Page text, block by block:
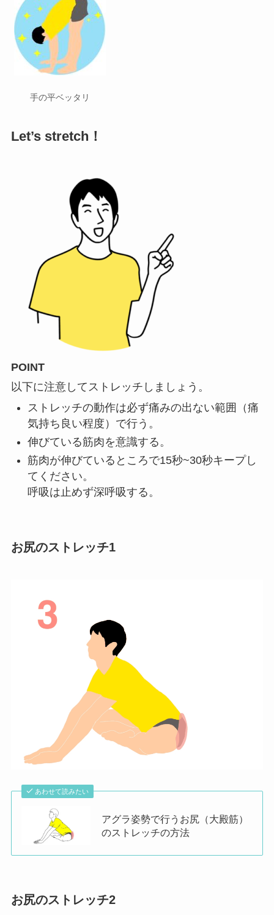
手の平ベッタリ
Let’s stretch！
POINT
以下に注意してストレッチしましょう。
ストレッチの動作は必ず痛みの出ない範囲（痛
気持ち良い程度）で行う。
伸びている筋肉を意識する。
筋肉が伸びているところで15秒~30秒キープし
てください。
呼吸は止めず深呼吸する。
お尻のストレッチ1
あわせて読みたい
アグラ姿勢で行うお尻（大殿筋）
のストレッチの方法
お尻のストレッチ2